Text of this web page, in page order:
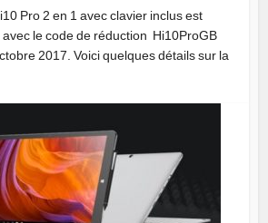
Pro 2 en 1 avec clavier inclus est
le code de réduction Hi10ProGB
2017. Voici quelques détails sur la